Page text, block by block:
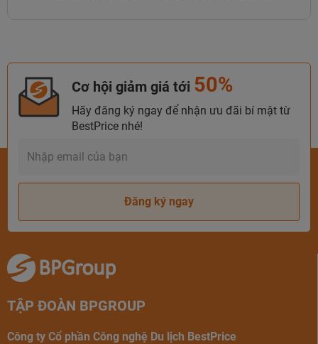
Cơ hội giảm giá tới 50%
Hãy đăng ký ngay để nhận ưu đãi bí mật từ
BestPrice nhé!
Đăng ký ngay
TẬP ĐOÀN BPGROUP
Công ty Cổ phần Công nghệ Du lịch BestPrice